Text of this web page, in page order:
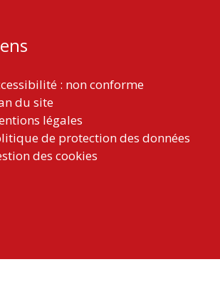
: non conforme
du site
légales
de protection des données
des cookies